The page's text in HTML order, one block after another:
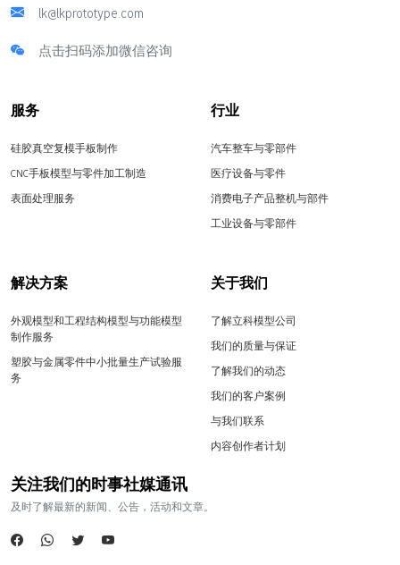
lk@lkprototype.com
点击扫码添加微信咨询
服务
硅胶真空复模手板制作
CNC手板模型与零件加工制造
表面处理服务
行业
汽车整车与零部件
医疗设备与零件
消费电子产品整机与部件
工业设备与零部件
解决方案
外观模型和工程结构模型与功能模型
制作服务
塑胶与金属零件中小批量生产试验服
务
关于我们
了解立科模型公司
我们的质量与保证
了解我们的动态
我们的客户案例
与我们联系
内容创作者计划
关注我们的时事社媒通讯
及时了解最新的新闻、公告，活动和文章。